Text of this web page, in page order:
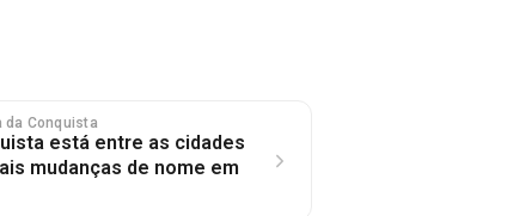
da Conquista
está entre as cidades
mudanças de nome em